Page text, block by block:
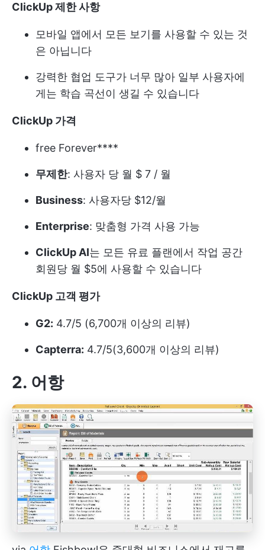
ClickUp 제한 사항
모바일 앱에서 모든 보기를 사용할 수 있는 것
은 아닙니다
강력한 협업 도구가 너무 많아 일부 사용자에
게는 학습 곡선이 생길 수 있습니다
ClickUp 가격
free Forever****
무제한: 사용자 당 월 $ 7 / 월
Business: 사용자당 $12/월
Enterprise: 맞춤형 가격 사용 가능
ClickUp AI는 모든 유료 플랜에서 작업 공간
회원당 월 $5에 사용할 수 있습니다
ClickUp 고객 평가
G2: 4.7/5 (6,700개 이상의 리뷰)
Capterra: 4.7/5(3,600개 이상의 리뷰)
2. 어항